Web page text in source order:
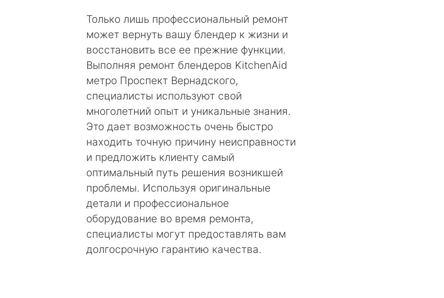
Только лишь профессиональный ремонт
может вернуть вашу блендер к жизни и
восстановить все ее прежние функции.
Выполняя ремонт блендеров KitchenAid
метро Проспект Вернадского,
специалисты используют свой
многолетний опыт и уникальные знания.
Это дает возможность очень быстро
находить точную причину неисправности
и предложить клиенту самый
оптимальный путь решения возникшей
проблемы. Используя оригинальные
детали и профессиональное
оборудование во время ремонта,
специалисты могут предоставлять вам
долгосрочную гарантию качества.